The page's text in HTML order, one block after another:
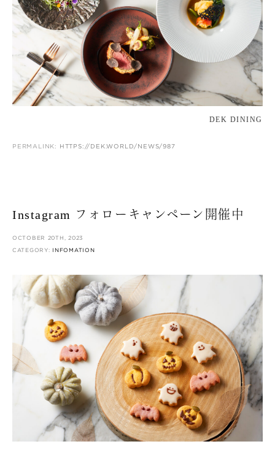
DEK DINING
PERMALINK: HTTPS://DEK.WORLD/NEWS/987
Instagram フォローキャンペーン開催中
OCTOBER 20TH, 2023
CATEGORY: INFOMATION